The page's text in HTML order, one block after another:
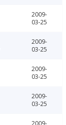
2009-
03-25
2009-
03-25
2009-
03-25
2009-
03-25